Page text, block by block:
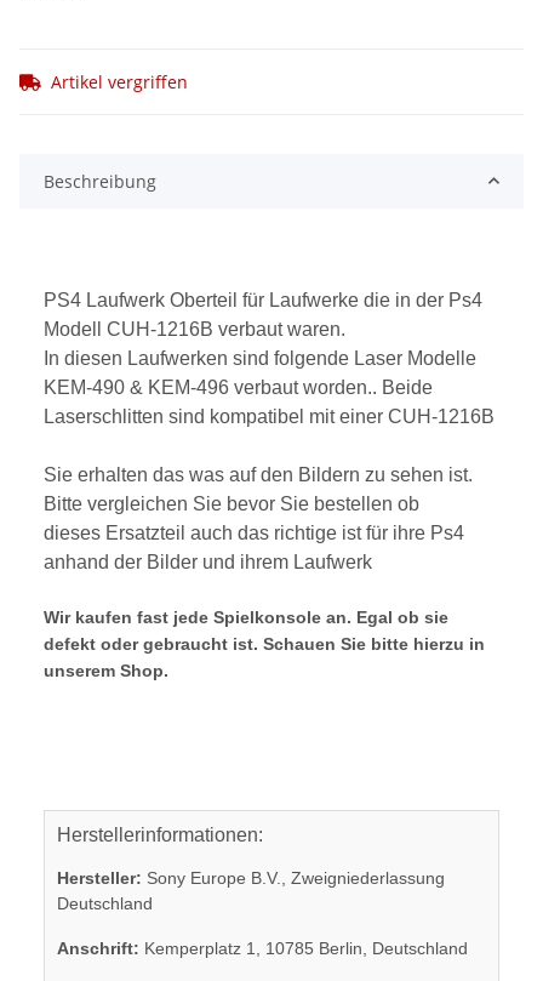
Artikel vergriffen
Beschreibung
PS4 Laufwerk Oberteil für Laufwerke die in der Ps4
Modell CUH-1216B verbaut waren.
In diesen Laufwerken sind folgende Laser Modelle
KEM-490 & KEM-496 verbaut worden.. Beide
Laserschlitten sind kompatibel mit einer CUH-1216B
Sie erhalten das was auf den Bildern zu sehen ist.
Bitte vergleichen Sie bevor Sie bestellen ob
dieses Ersatzteil auch das richtige ist für ihre Ps4
anhand der Bilder und ihrem Laufwerk
Wir kaufen fast jede Spielkonsole an. Egal ob sie
defekt oder gebraucht ist. Schauen Sie bitte hierzu in
unserem Shop.
Herstellerinformationen:
Hersteller: Sony Europe B.V., Zweigniederlassung
Deutschland
Anschrift: Kemperplatz 1, 10785 Berlin, Deutschland